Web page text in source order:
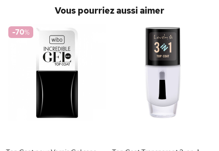
Vous pourriez aussi aimer
-70%